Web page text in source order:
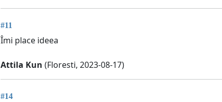
#11
Îmi place ideea
Attila Kun (Floresti, 2023-08-17)
#14